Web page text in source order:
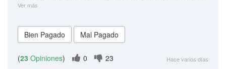
Ver más
(23 Opiniones) 0 23 Hace varios días